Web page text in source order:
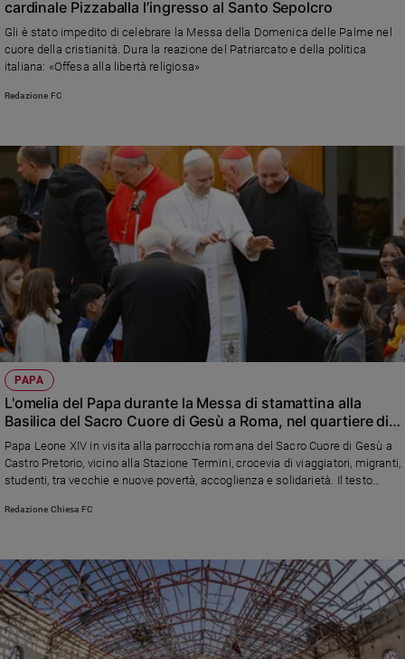
2026
Cinema,
Libri
Musica
Arte
Famiglia
educazione
Genitori
e
Coppia
Scuola
e
giovani
Adolescenza
Bioetica
Vai
Riflessioni
cardinale Pizzaballa l’ingresso al Santo Sepolcro
Gli è stato impedito di celebrare la Messa della Domenica delle Palme nel
cuore della cristianità. Dura la reazione del Patriarcato e della politica
italiana: «Offesa alla libertà religiosa»
Redazione FC
PAPA
L'omelia del Papa durante la Messa di stamattina alla
Basilica del Sacro Cuore di Gesù a Roma, nel quartiere di
Castro Pretorio
Papa Leone XIV in visita alla parrocchia romana del Sacro Cuore di Gesù a
Castro Pretorio, vicino alla Stazione Termini, crocevia di viaggiatori, migranti,
studenti, tra vecchie e nuove povertà, accoglienza e solidarietà. Il testo
Redazione Chiesa FC